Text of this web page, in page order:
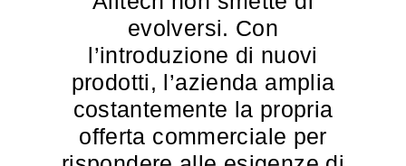
evolversi. Con
l’introduzione di nuovi
prodotti, l’azienda amplia
costantemente la propria
offerta commerciale per